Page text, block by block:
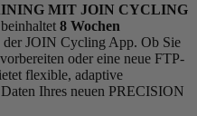
MIT JOIN CYCLING
8 Wochen
der JOIN Cycling App. Ob Sie
oder eine neue FTP-
flexible, adaptive
Ihres neuen PRECISION